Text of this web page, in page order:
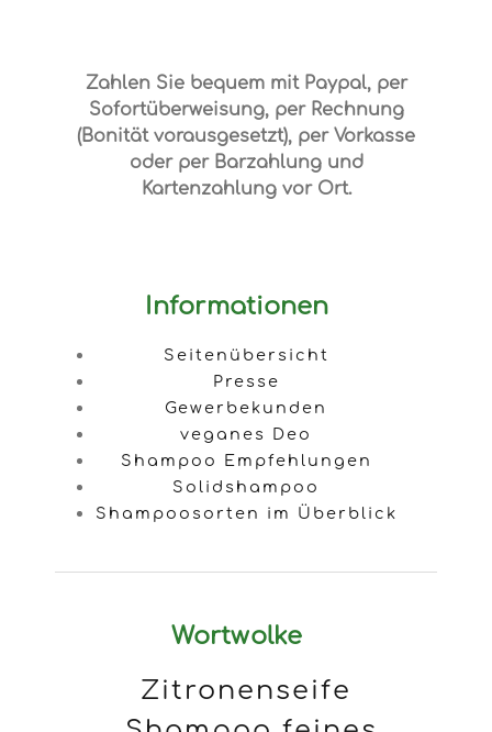
Zahlen Sie bequem mit Paypal, per
Sofortüberweisung, per Rechnung
(Bonität vorausgesetzt), per Vorkasse
oder per Barzahlung und
Kartenzahlung vor Ort.
Informationen
Seitenübersicht
Presse
Gewerbekunden
veganes Deo
Shampoo Empfehlungen
Solidshampoo
Shampoosorten im Überblick
Wortwolke
Zitronenseife